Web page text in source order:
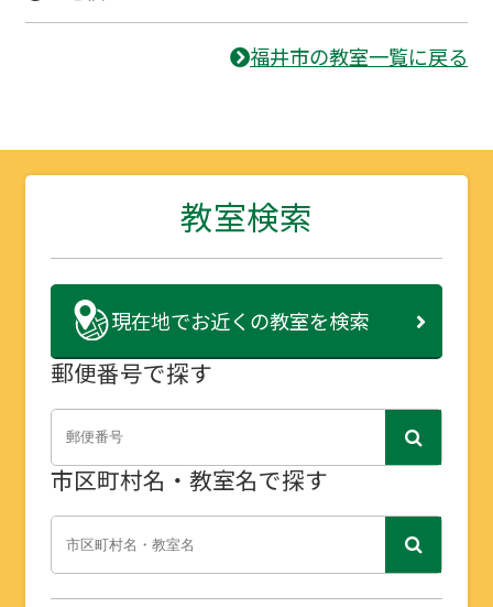
福井市の教室一覧に戻る
教室検索
現在地でお近くの教室を検索
郵便番号で探す
市区町村名・教室名で探す